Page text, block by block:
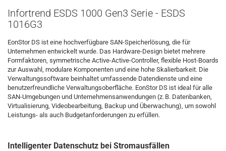
Infortrend ESDS 1000 Gen3 Serie - ESDS
1016G3
EonStor DS ist eine hochverfügbare SAN-Speicherlösung, die für
Unternehmen entwickelt wurde. Das Hardware-Design bietet mehrere
Formfaktoren, symmetrische Active-Active-Controller, flexible Host-Boards
zur Auswahl, modulare Komponenten und eine hohe Skalierbarkeit. Die
Verwaltungssoftware beinhaltet umfassende Datendienste und eine
benutzerfreundliche Verwaltungsoberfläche. EonStor DS ist ideal für alle
SAN-Umgebungen und Unternehmensanwendungen (z. B. Datenbanken,
Virtualisierung, Videobearbeitung, Backup und Überwachung), um sowohl
Leistungs- als auch Budgetanforderungen zu erfüllen.
Intelligenter Datenschutz bei Stromausfällen